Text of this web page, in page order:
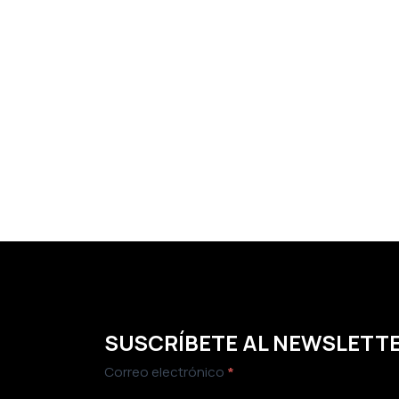
SUSCRÍBETE AL
Newsletter
Correo electrónico *